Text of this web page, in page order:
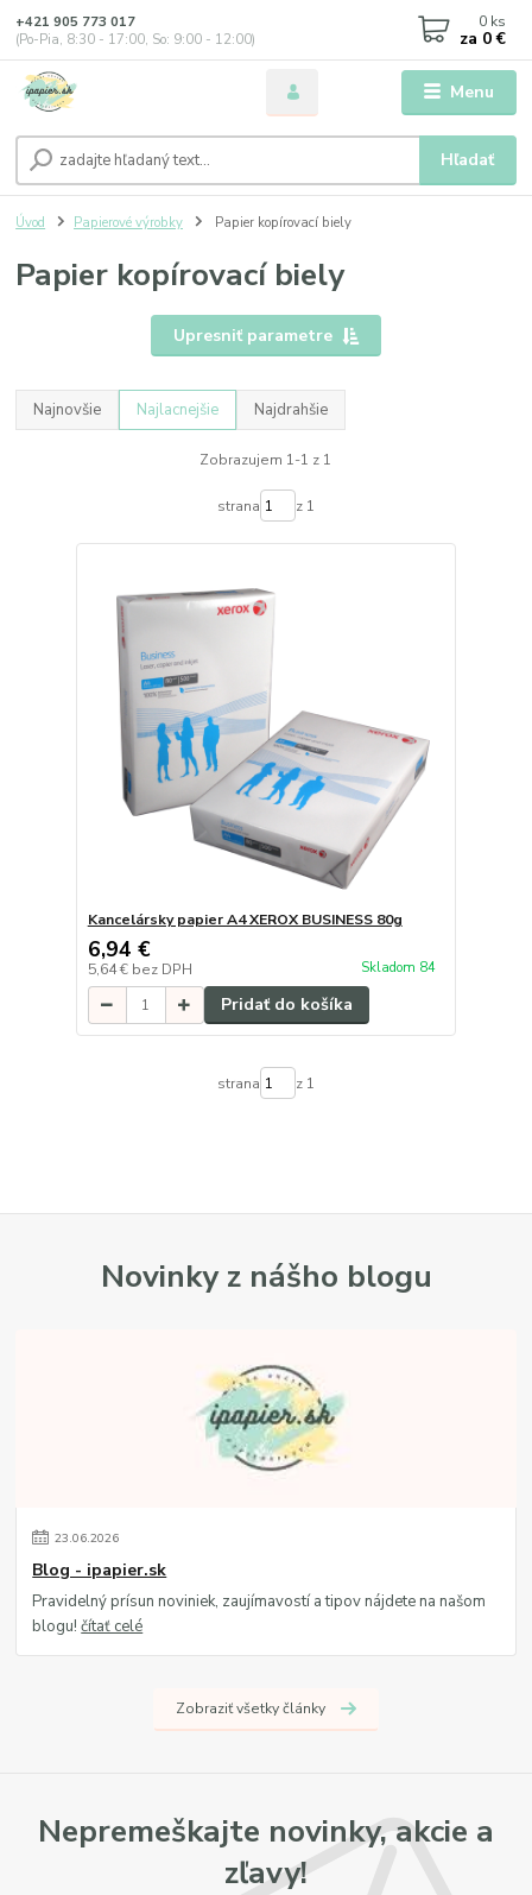
Menu
Hľadať
+421 905 773 017
(Po-Pia, 8:30 - 17:00, So: 9:00 - 12:00)
0 ks
za 0 €
Úvod Papierové výrobky Papier kopírovací biely
Papier kopírovací biely
Upresniť parametre
Najnovšie Najlacnejšie Najdrahšie
Zobrazujem 1-1 z 1
strana z 1
Kancelársky papier A4 XEROX BUSINESS 80g
6,94 €
5,64 € bez DPH Skladom 84
Pridať do košíka
strana z 1
Novinky z nášho blogu
23.06.2026
Blog - ipapier.sk
Pravidelný prísun noviniek, zaujímavostí a tipov nájdete na našom
blogu!čítať celé
Zobraziť všetky články
Nepremeškajte novinky, akcie a
zľavy!